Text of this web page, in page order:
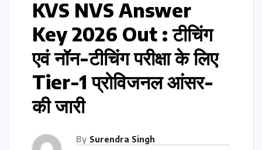
KVS NVS Answer
Key 2026 Out : टीचिंग
एवं नॉन-टीचिंग परीक्षा के लिए
Tier-1 प्रोविजनल आंसर-
की जारी
By Surendra Singh